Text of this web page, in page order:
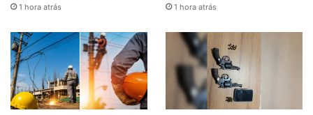
1 hora atrás 1 hora atrás